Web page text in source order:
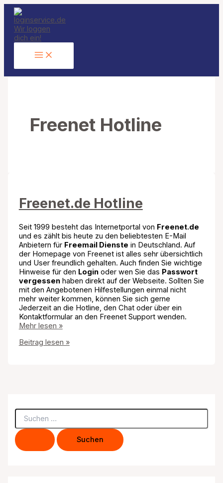
Zum
Inhalt
springen
Freenet Hotline
Freenet.de Hotline
Seit 1999 besteht das Internetportal von Freenet.de
und es zählt bis heute zu den beliebtesten E-Mail
Anbietern für Freemail Dienste in Deutschland. Auf
der Homepage von Freenet ist alles sehr übersichtlich
und User freundlich gehalten. Auch finden Sie wichtige
Hinweise für den Loginoder wen Sie das Passwort
vergessenhaben direkt auf der Webseite. Sollten Sie
mit den Angebotenen Hilfestellungen einmal nicht
mehr weiter kommen, können Sie sich gerne
Jederzeit an die Hotline, den Chat oder über ein
Kontaktformular an den Freenet Support wenden.
Mehr lesen »
Freenet.de
Beitrag lesen »
S
c
h